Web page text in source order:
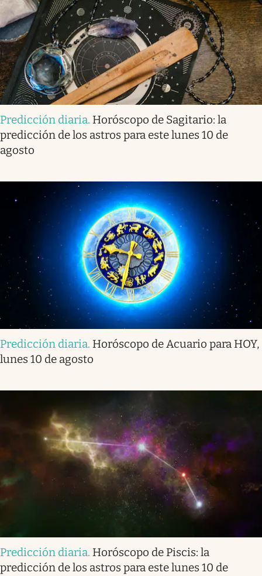
Predicción diaria. Horóscopo de Sagitario: la
predicción de los astros para este lunes 10 de
agosto
Predicción diaria. Horóscopo de Acuario para HOY,
lunes 10 de agosto
Predicción diaria. Horóscopo de Piscis: la
predicción de los astros para este lunes 10 de